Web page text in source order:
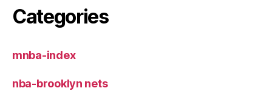
Categories
mnba-index
nba-brooklyn nets